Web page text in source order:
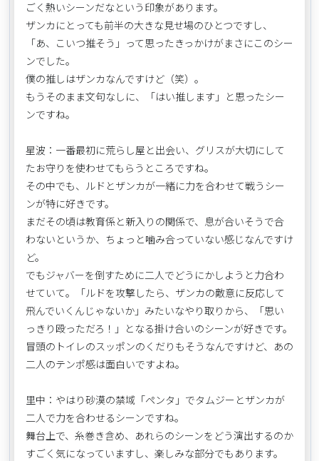
ごく熱いシーンだなという印象があります。
ザンカにとっても前半の大きな見せ場のひとつですし、
「あ、こいつ推そう」って思ったきっかけがまさにこのシー
ンでした。
僕の推しはザンカなんですけど（笑）。
もうそのまま文句なしに、「はい推します」と思ったシー
ンですね。
星波：一番最初に荒らし屋と出会い、グリスが大切にして
たお守りを使わせてもらうところですね。
その中でも、ルドとザンカが一緒に力を合わせて戦うシー
ンが特に好きです。
まだその頃は教育係と新入りの関係で、息が合いそうで合
わないというか、ちょっと噛み合っていない感じなんですけ
ど。
でもジャバーを倒すために二人でどうにかしようと力合わ
せていて。「ルドを攻撃したら、ザンカの敵意に反応して
飛んでいくんじゃないか」みたいなやり取りから、「思い
っきり殴っただろ！」となる掛け合いのシーンが好きです。
冒頭のトイレのスッポンのくだりもそうなんですけど、あの
二人のテンポ感は面白いですよね。
里中：やはり砂漠の禁域「ペンタ」でタムジーとザンカが
二人で力を合わせるシーンですね。
舞台上で、糸巻き含め、あれらのシーンをどう演出するのか
すごく気になっていますし、楽しみな部分でもあります。